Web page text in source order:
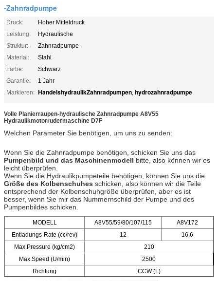
-Zahnradpumpe
Druck:
Hoher Mitteldruck
Leistung:
Hydraulische
Struktur:
Zahnradpumpe
Material:
Stahl
Farbe:
Schwarz
Garantie:
1 Jahr
Markieren: HandelshydraulikZahnradpumpen, hydrozahnradpumpe
Volle Planierraupen-hydraulische Zahnradpumpe A8V55
Hydraulikmotorrudermaschine D7F
Welchen Parameter Sie benötigen, um uns zu senden:
Wenn Sie die Zahnradpumpe benötigen, schicken Sie uns das
Pumpenbild und das Maschinenmodell bitte, also können wir es
leicht überprüfen.
Wenn Sie die Hydraulikpumpeteile benötigen, können Sie uns die
Größe des Kolbenschuhes schicken, also können wir die Teile
entsprechend der Kolbenschuhgröße überprüfen, aber es ist
besser, wenn Sie mir das Nummernschild der Pumpe und des
Pumpenbildes schicken.
MODELL A8V55/59/80/107/115
A8V172
Entladungs-Rate (cc/rev)
12
16,6
Max.Pressure (kg/cm2)
210
Max.Speed (U/min)
2500
Richtung
CCW (L)